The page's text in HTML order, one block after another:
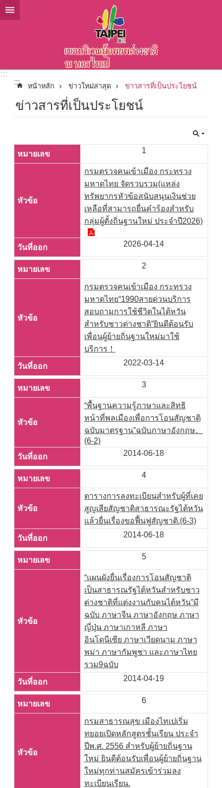
ข้ามไปที่บล็อกเนื้อหาหลัก
:::
:::
หน้าหลัก ข่าวใหม่ล่าสุด ข่าวสารที่เป็นประโยชน์
ข่าวสารที่เป็นประโยชน์
1
กรมตรวจคนเข้าเมือง กระทรวง
มหาดไทย จัดรวบรวม(แหล่ง
ทรัพยากรหัวข้อสนับสนุนเงินช่วย
เหลือที่สามารถยื่นคำร้องสำหรับ
กลุ่มผู้ตั้งถิ่นฐานใหม่ ประจำปี2026)
2026-04-14
2
กรมตรวจคนเข้าเมือง กระทรวง
มหาดไทย“1990สายด่วนบริการ
สอบถามการใช้ชีวิตในไต้หวัน
สำหรับชาวต่างชาติ”ยินดีต้อนรับ
เพื่อนผู้ย้ายถิ่นฐานใหม่มาใช้
บริการ！
2022-03-14
3
“พื้นฐานความรู้ภาษาและสิทธิ
หน้าที่พลเมืองเพื่อการโอนสัญชาติ
ฉบับมาตรฐาน”ฉบับภาษาอังกฤษ。
(6-2)
2014-06-18
4
ตารางการลงทะเบียนสำหรับผู้ที่เคย
สูญเสียสัญชาติสาธารณะรัฐไต้หวัน
แล้วยื่นเรื่องขอฟื้นฟูสัญชาติ.(6-3)
2014-06-18
5
“แผนผังยื่นเรื่องการโอนสัญชาติ
เป็นสาธารณรัฐไต้หวันสำหรับชาว
ต่างชาติที่แต่งงานกับคนไต้หวัน”มี
ฉบับ ภาษาจีน ภาษาอังกฤษ ภาษา
ญี่ปุ่น ภาษาเกาหลี ภาษา
อินโดนีเซีย ภาษาเวียดนาม ภาษา
พม่า ภาษากัมพูชา และภาษาไทย
รวม9ฉบับ
2014-04-19
6
กรมสาธารณสุข เมืองไทเปเริ่ม
ทยอยเปิดหลักสูตรชั้นเรียน ประจำ
ปีพ.ศ. 2556 สำหรับผู้ย้ายถิ่นฐาน
ใหม่ ยินดีต้อนรับเพื่อนผู้ย้ายถิ่นฐาน
ใหม่ทุกท่านสมัครเข้าร่วมลง
ทะเบียนเรียน.